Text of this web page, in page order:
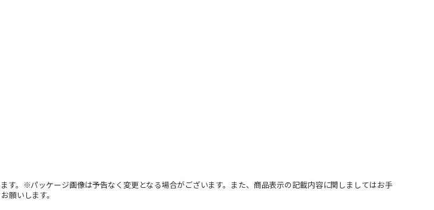
す。※パッケージ画像は予告なく変更となる場合がございます。また、商品表示の記載内容に関しましてはお手
願いします。